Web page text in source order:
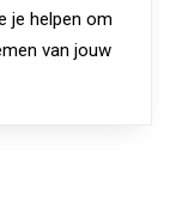
je helpen om
van jouw